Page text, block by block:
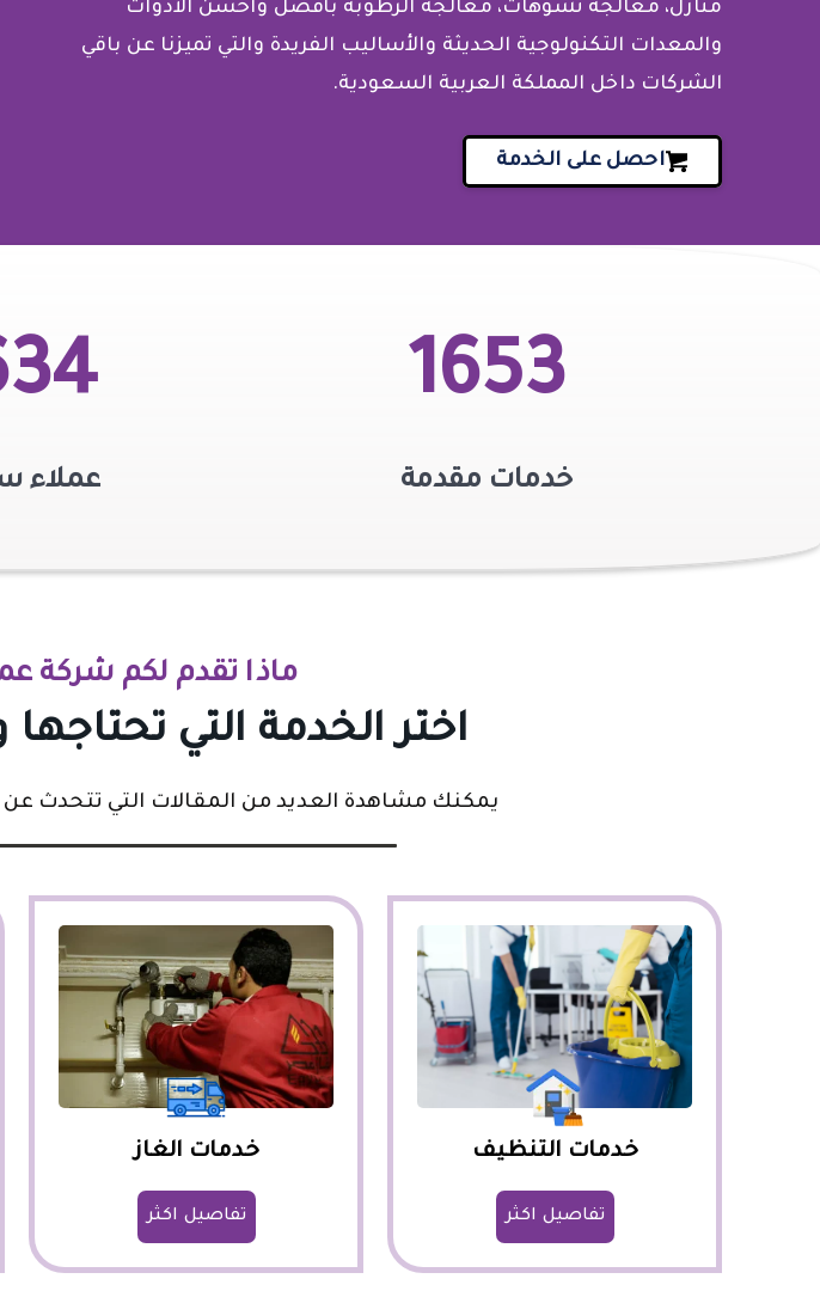
منازل، معالجة تشوهات، معالجة الرطوبة بأفضل وأحسن الأدوات
والمعدات التكنولوجية الحديثة والأساليب الفريدة والتي تميزنا عن باقي
الشركات داخل المملكة العربية السعودية.
احصل على الخدمة
1653
خدمات مقدمة عملاء
ماذا تقدم لكم شركة
اختر الخدمة التي
يمكنك مشاهدة العديد من المقالات التي تتحدث عن
خدمات التنظيف
تفاصيل اكثر
خدمات الغاز
تفاصيل اكثر